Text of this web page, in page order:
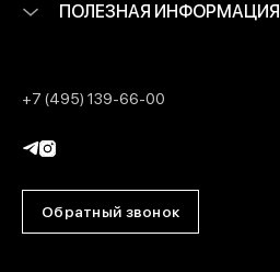
ПОЛЕЗНАЯ ИНФОРМАЦИЯ
+7 (495) 139-66-00
Обратный звонок